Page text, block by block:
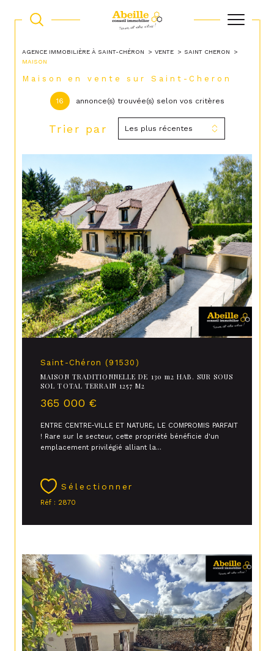
AGENCE IMMOBILIÈRE À SAINT-CHÉRON VENTE
SAINT CHERON
MAISON
Maison en vente sur Saint-Cheron
16 annonce(s) trouvée(s) selon vos critères
Trier par Les plus récentes
Saint-Chéron (91530)
MAISON TRADITIONNELLE DE 130 m2 HAB. SUR SOUS
SOL TOTAL TERRAIN 1257 M2
365 000 €
ENTRE CENTRE-VILLE ET NATURE, LE COMPROMIS PARFAIT
! Rare sur le secteur, cette propriété bénéficie d'un
emplacement privilégié alliant la...
Sélectionner
Réf : 2870